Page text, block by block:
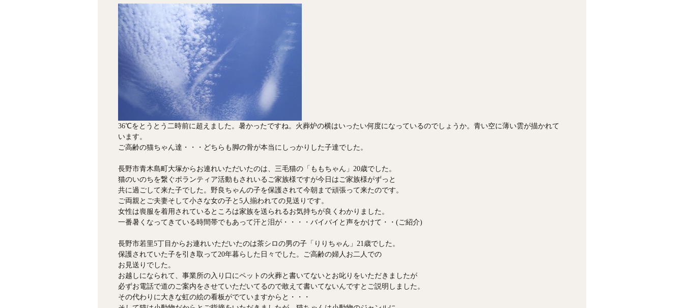
36℃をとうとう二時前に超えました。暑かったですね。火葬炉の横はいったい何度になっているのでしょうか。青い空に薄い雲が描かれて
います。
ご高齢の猫ちゃん達・・・どちらも脚の骨が本当にしっかりした子達でした。
長野市青木島町大塚からお連れいただいたのは、三毛猫の「ももちゃん」20歳でした。
猫のいのちを繋ぐポランティア活動もされいるご家族様ですが今日はご家族様がずっと
共に過ごして来た子でした。野良ちゃんの子を保護されて今朝まで頑張って来たのです。
ご両親とご夫妻そして小さな女の子と5人揃われての見送りです。
女性は喪服を着用されているところは家族を送られるお気持ちが良くわかりました。
一番暑くなってきている時間帯でもあって汗と泪が・・・・バイバイと声をかけて・・(ご紹介)
長野市若里5丁目からお連れいただいたのは茶シロの男の子「りりちゃん」21歳でした。
保護されていた子を引き取って20年暮らした日々でした。ご高齢の婦人お二人での
お見送りでした。
お越しになられて、事業所の入り口にペットの火葬と書いてないとお叱りをいただきましたが
必ずお電話で道のご案内をさせていただいてるので敢えて書いてないんですとご説明しました。
その代わりに大きな虹の絵の看板がでていますからと・・・